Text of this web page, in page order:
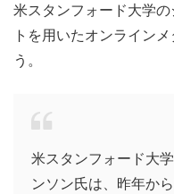
米スタンフォード大学
トを用いたオンライン
う。
米スタンフォード大
ンソン氏は、昨年か